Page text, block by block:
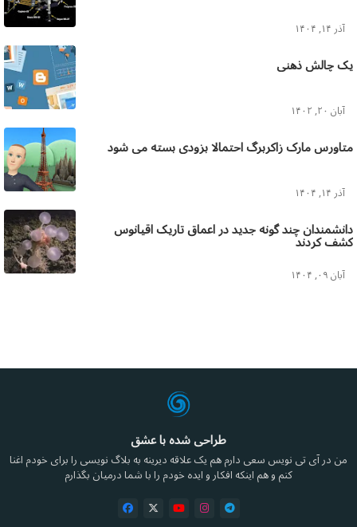
آذر ۱۴, ۱۴۰۴
یک چالش ذهنی
آبان ۲۰, ۱۴۰۲
متاورس مارک زاکربرگ احتمالا بزودی بسته می شود
آذر ۱۴, ۱۴۰۴
دانشمندان چند گونه جدید در اعماق تاریک اقیانوس
کشف کردند
آبان ۰۹, ۱۴۰۴
طراحی شده با عشق
من در آی تی نویس سعی دارم هم یک علاقه دیرینه به بلاگ نویسی را برای خودم اغنا
کنم و هم اینکه افکار و ایده خودم را با شما درمیان بگذارم